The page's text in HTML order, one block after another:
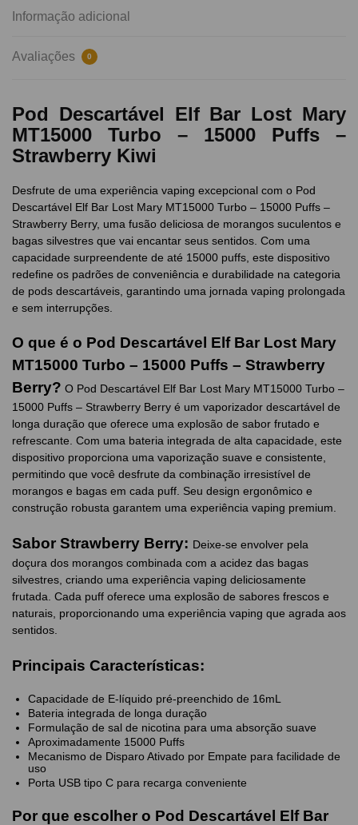
Informação adicional
Avaliações 0
Pod Descartável Elf Bar Lost Mary
MT15000 Turbo – 15000 Puffs –
Strawberry Kiwi
Desfrute de uma experiência vaping excepcional com o Pod
Descartável Elf Bar Lost Mary MT15000 Turbo – 15000 Puffs –
Strawberry Berry, uma fusão deliciosa de morangos suculentos e
bagas silvestres que vai encantar seus sentidos. Com uma
capacidade surpreendente de até 15000 puffs, este dispositivo
redefine os padrões de conveniência e durabilidade na categoria
de pods descartáveis, garantindo uma jornada vaping prolongada
e sem interrupções.
O que é o Pod Descartável Elf Bar Lost Mary
MT15000 Turbo – 15000 Puffs – Strawberry
Berry? O Pod Descartável Elf Bar Lost Mary MT15000 Turbo –
15000 Puffs – Strawberry Berry é um vaporizador descartável de
longa duração que oferece uma explosão de sabor frutado e
refrescante. Com uma bateria integrada de alta capacidade, este
dispositivo proporciona uma vaporização suave e consistente,
permitindo que você desfrute da combinação irresistível de
morangos e bagas em cada puff. Seu design ergonômico e
construção robusta garantem uma experiência vaping premium.
Sabor Strawberry Berry: Deixe-se envolver pela
doçura dos morangos combinada com a acidez das bagas
silvestres, criando uma experiência vaping deliciosamente
frutada. Cada puff oferece uma explosão de sabores frescos e
naturais, proporcionando uma experiência vaping que agrada aos
sentidos.
Principais Características:
Capacidade de E-líquido pré-preenchido de 16mL
Bateria integrada de longa duração
Formulação de sal de nicotina para uma absorção suave
Aproximadamente 15000 Puffs
Mecanismo de Disparo Ativado por Empate para facilidade de
uso
Porta USB tipo C para recarga conveniente
Por que escolher o Pod Descartável Elf Bar